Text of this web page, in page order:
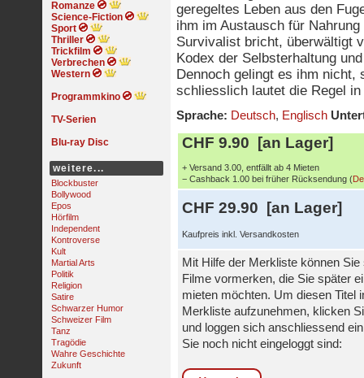
Romanze
Science-Fiction
Sport
Thriller
Trickfilm
Verbrechen
Western
Programmkino
TV-Serien
Blu-ray Disc
weitere...
Blockbuster
Bollywood
Epos
Hörfilm
Independent
Kontroverse
Kult
Martial Arts
Politik
Religion
Satire
Schwarzer Humor
Schweizer Film
Tanz
Tragödie
Wahre Geschichte
Zukunft
geregeltes Leben aus den
ihm im Austausch für
Survivalist bricht, überwältigt
Kodex der Selbsterhaltung
Dennoch gelingt es ihm
schliesslich lautet die Regel
Sprache: Deutsch, Englisch
CHF 9.90 [an Lager]
+ Versand 3.00, entfällt ab 4 Mieten
− Cashback 1.00 bei früher Rücksendung (
CHF 29.90 [an Lager]
Kaufpreis inkl. Versandkosten
Mit Hilfe der Merkliste können Sie
Filme vormerken, die Sie später
mieten möchten. Um diesen Titel
Merkliste aufzunehmen, klicken
und loggen sich anschliessend
Sie noch nicht eingeloggt sind: